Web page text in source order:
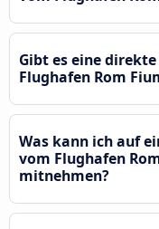
Gibt es eine
Flughafen Rom
Was kann ich auf
vom Flughafen
mitnehmen?